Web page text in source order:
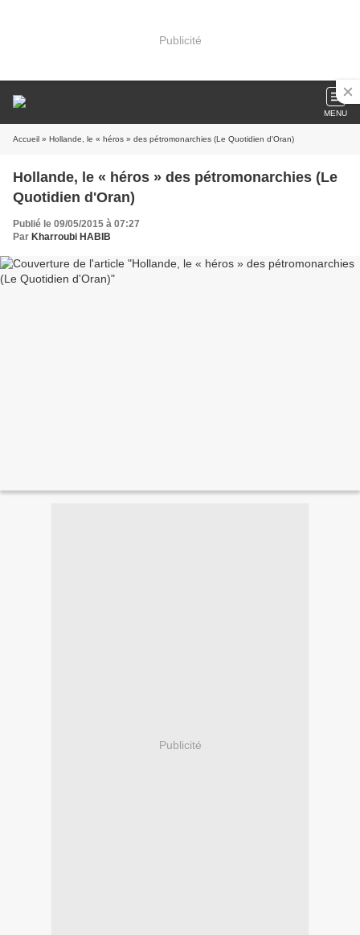
Publicité
MENU
Accueil » Hollande, le « héros » des pétromonarchies (Le Quotidien d'Oran)
Hollande, le « héros » des pétromonarchies (Le
Quotidien d'Oran)
Publié le 09/05/2015 à 07:27
Par Kharroubi HABIB
Publicité